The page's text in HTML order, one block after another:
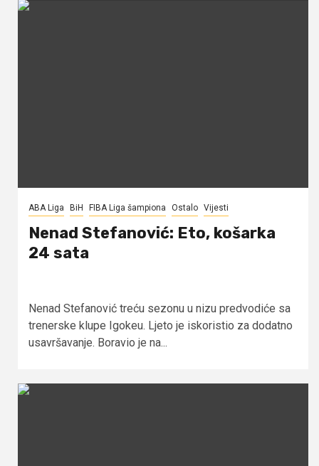
ABA Liga BiH FIBA Liga šampiona Ostalo Vijesti
Nenad Stefanović: Eto, košarka
24 sata
Nenad Stefanović treću sezonu u nizu predvodiće sa
trenerske klupe Igokeu. Ljeto je iskoristio za dodatno
usavršavanje. Boravio je na...